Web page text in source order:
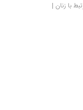
مروری بر تفسیر عهد جدید با تکیه بر آیات مرتبط با زنان |